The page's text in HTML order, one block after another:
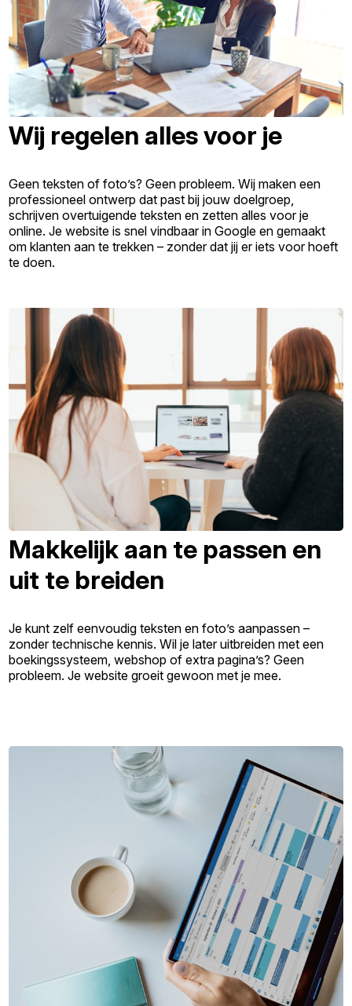
Wij regelen alles voor je
Geen teksten of foto’s? Geen probleem. Wij maken een
professioneel ontwerp dat past bij jouw doelgroep,
schrijven overtuigende teksten en zetten alles voor je
online. Je website is snel vindbaar in Google en gemaakt
om klanten aan te trekken – zonder dat jij er iets voor hoeft
te doen.
Makkelijk aan te passen en
uit te breiden
Je kunt zelf eenvoudig teksten en foto’s aanpassen –
zonder technische kennis. Wil je later uitbreiden met een
boekingssysteem, webshop of extra pagina’s? Geen
probleem. Je website groeit gewoon met je mee.